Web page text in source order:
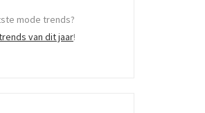
mode trends?
van dit jaar!